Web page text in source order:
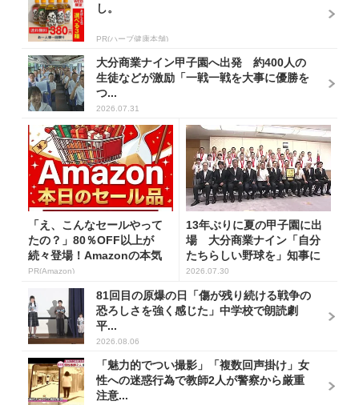
し。
PR(ハーブ健康本舗)
大分商業ナイン甲子園へ出発 約400人の
生徒などが激励「一戦一戦を大事に優勝を
つ...
2026.07.31
「え、こんなセールやって
たの？」80％OFF以上が
続々登場！Amazonの本気
が...
PR(Amazon)
13年ぶりに夏の甲子園に出
場 大分商業ナイン「自分
たちらしい野球を」知事に
活躍を...
2026.07.30
81回目の原爆の日「傷が残り続ける戦争の
恐ろしさを強く感じた」中学校で朗読劇
平...
2026.08.06
「魅力的でつい撮影」「複数回声掛け」女
性への迷惑行為で教師2人が警察から厳重
注意...